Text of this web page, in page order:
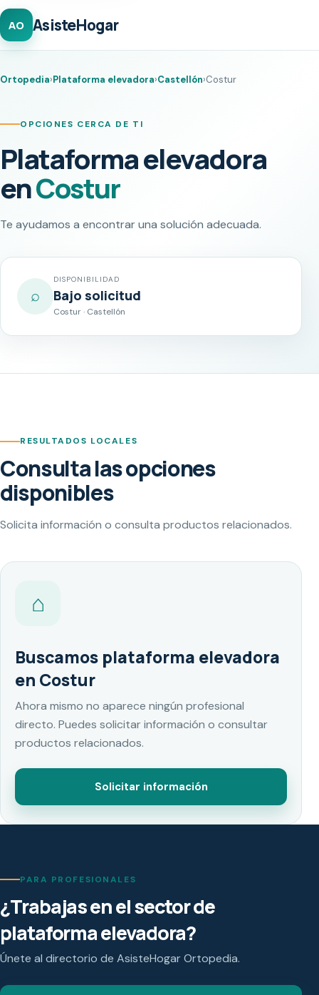
AO AsisteHogar
Ortopedia›Plataforma elevadora›Castellón›Costur
OPCIONES CERCA DE TI
Plataforma elevadora
enCostur
Te ayudamos a encontrar una solución adecuada.
⌕
DISPONIBILIDAD
Bajo solicitud
Costur · Castellón
RESULTADOS LOCALES
Consulta las opciones
disponibles
Solicita información o consulta productos relacionados.
⌂
Buscamos plataforma elevadora
en Costur
Ahora mismo no aparece ningún profesional
directo. Puedes solicitar información o consultar
productos relacionados.
Solicitar información
PARA PROFESIONALES
¿Trabajas en el sector de
plataforma elevadora?
Únete al directorio de AsisteHogar Ortopedia.